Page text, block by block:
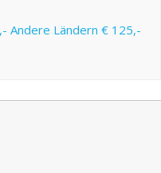
Andere Ländern € 125,-